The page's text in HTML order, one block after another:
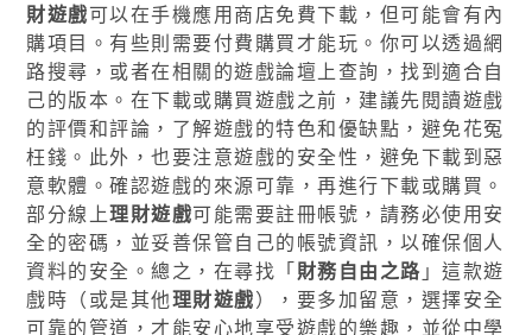
財遊戲可以在手機應用商店免費下載，但可能會有內
購項目。有些則需要付費購買才能玩。你可以透過網
路搜尋，或者在相關的遊戲論壇上查詢，找到適合自
己的版本。在下載或購買遊戲之前，建議先閱讀遊戲
的評價和評論，了解遊戲的特色和優缺點，避免花冤
枉錢。此外，也要注意遊戲的安全性，避免下載到惡
意軟體。確認遊戲的來源可靠，再進行下載或購買。
部分線上理財遊戲可能需要註冊帳號，請務必使用安
全的密碼，並妥善保管自己的帳號資訊，以確保個人
資料的安全。總之，在尋找「財務自由之路 」這款遊
戲時（或是其他理財遊戲），要多加留意，選擇安全
可靠的管道，才能安心地享受遊戲的樂趣，並從中學